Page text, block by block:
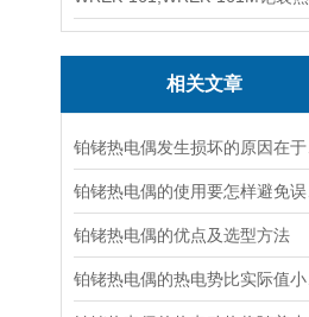
相关文章
铂铑热电偶的优点及选型方法